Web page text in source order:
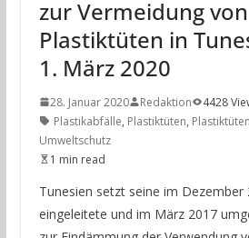
zur Vermeidung von
Plastiktüten in
1. März 2020
28. Januar 2020 Redaktion
4428
Plastikabfälle, Plastiktüten,
Umweltschutz
1 min read
Tunesien setzt seine im Dezember
eingeleitete und im März 2017